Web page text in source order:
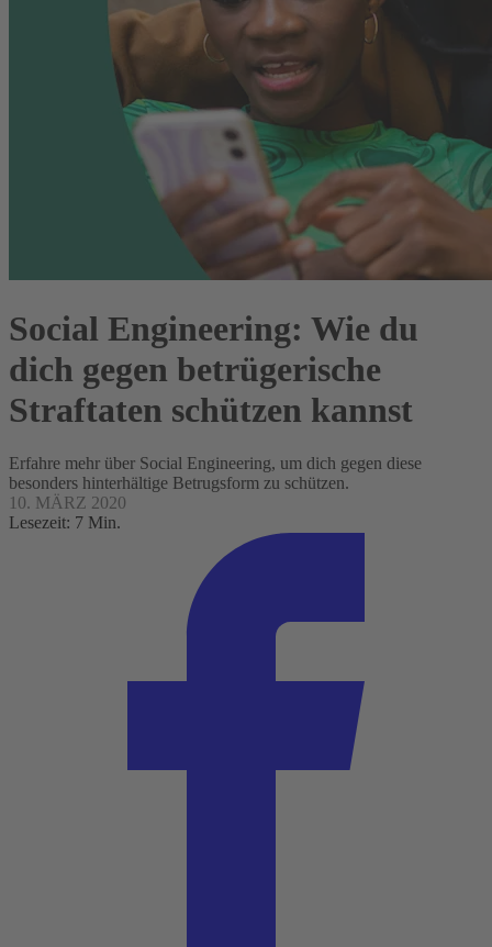
Social Engineering: Wie du
dich gegen betrügerische
Straftaten schützen kannst
Erfahre mehr über Social Engineering, um dich gegen diese
besonders hinterhältige Betrugsform zu schützen.
10. MÄRZ 2020
Lesezeit: 7 Min.